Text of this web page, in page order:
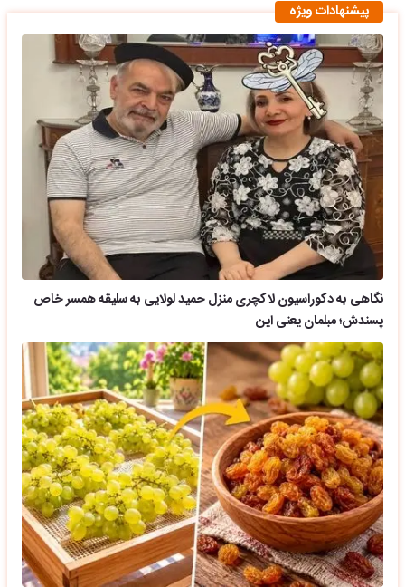
پیشنهادات ویژه
نگاهی به دکوراسیون لاکچری منزل حمید لولایی به سلیقه همسر خاص
پسندش؛ مبلمان یعنی این